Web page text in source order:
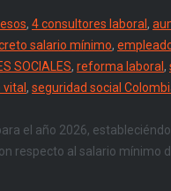
, 4 consultores laboral ,
salario mínimo,
SOCIALES, reforma laboral ,
, seguridad social
el año 2026,
respecto al salario mínimo